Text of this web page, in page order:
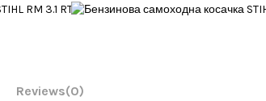
Reviews(0)